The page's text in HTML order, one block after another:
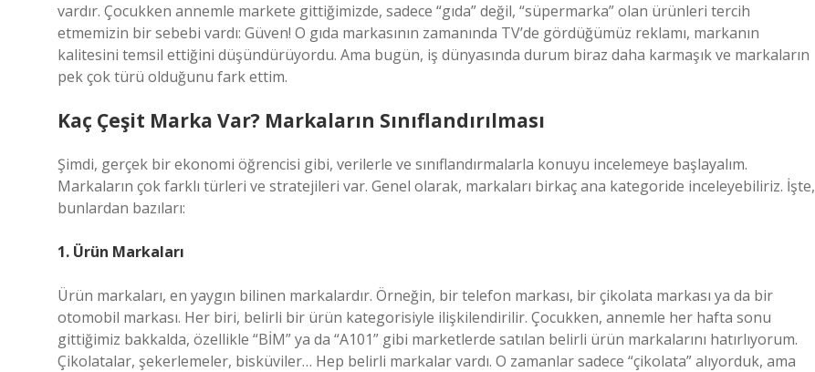
vardır. Çocukken annemle markete gittiğimizde, sadece “gıda” değil, “süpermarka” olan ürünleri tercih
etmemizin bir sebebi vardı: Güven! O gıda markasının zamanında TV’de gördüğümüz reklamı, markanın
kalitesini temsil ettiğini düşündürüyordu. Ama bugün, iş dünyasında durum biraz daha karmaşık ve markaların
pek çok türü olduğunu fark ettim.
Kaç Çeşit Marka Var? Markaların Sınıflandırılması
Şimdi, gerçek bir ekonomi öğrencisi gibi, verilerle ve sınıflandırmalarla konuyu incelemeye başlayalım.
Markaların çok farklı türleri ve stratejileri var. Genel olarak, markaları birkaç ana kategoride inceleyebiliriz. İşte,
bunlardan bazıları:
1. Ürün Markaları
Ürün markaları, en yaygın bilinen markalardır. Örneğin, bir telefon markası, bir çikolata markası ya da bir
otomobil markası. Her biri, belirli bir ürün kategorisiyle ilişkilendirilir. Çocukken, annemle her hafta sonu
gittiğimiz bakkalda, özellikle “BİM” ya da “A101” gibi marketlerde satılan belirli ürün markalarını hatırlıyorum.
Çikolatalar, şekerlemeler, bisküviler… Hep belirli markalar vardı. O zamanlar sadece “çikolata” alıyorduk, ama